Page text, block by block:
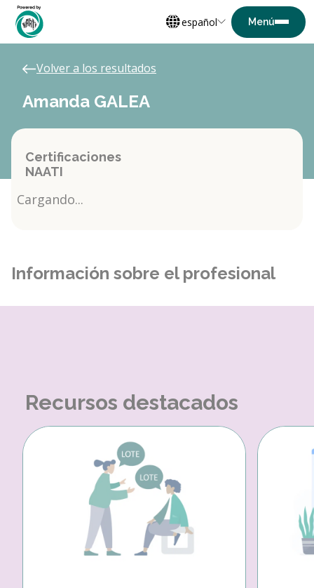
español
Volver a los resultados
Amanda GALEA
Certificaciones
NAATI
Cargando...
Información sobre el profesional
Recursos destacados